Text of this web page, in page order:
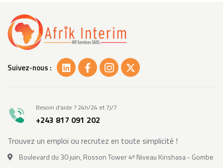
Suivez-nous :
Besoin d'aide ? 24h/24 et 7j/7
+243 817 091 202
Trouvez un emploi ou recrutez en toute simplicité !
Boulevard du 30 juin, Rosson Tower 4ᵉ Niveau Kinshasa - Gombe